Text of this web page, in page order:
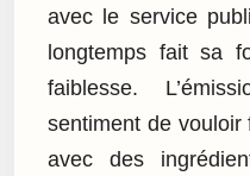
avec le service
longtemps fait sa
faiblesse.
sentiment de vouloir
avec des